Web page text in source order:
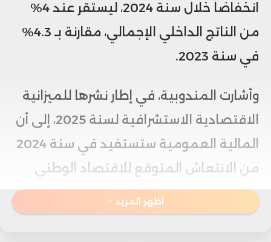
انخفاضاً خلال سنة 2024، ليستقر عند 4%
من الناتج الداخلي الإجمالي، مقارنة بـ 4.3%
في سنة 2023.
وأشارت المندوبية، في إطار نشرها للميزانية
الاقتصادية الاستشرافية لسنة 2025، إلى أن
المالية العمومية ستستفيد في سنة 2024
من الانتعاش المتوقع للاقتصاد الوطني
ومن التدابير المتخذة ضمن قانون المالية
لعام 2024.
اظهر المزيد